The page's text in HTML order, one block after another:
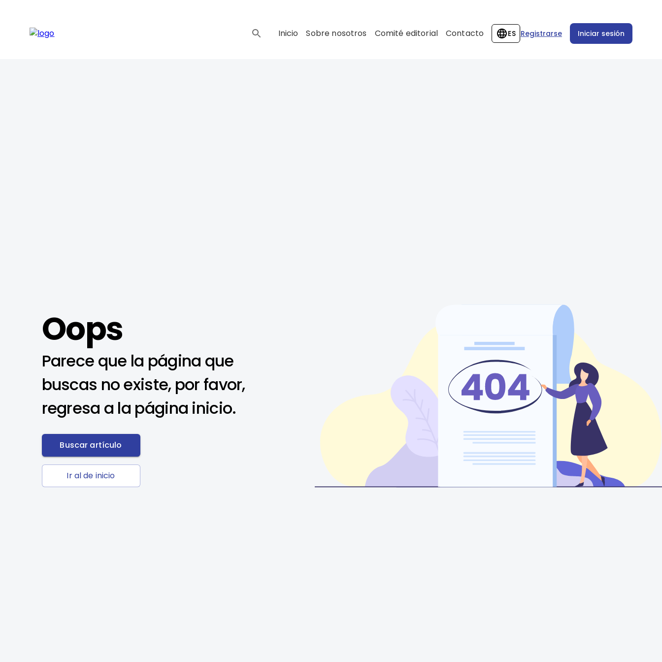
Inicio Sobre nosotros Comité editorial Contacto ES Registrarse Iniciar sesión
Oops
Parece que la página que
buscas no existe, por favor,
regresa a la página inicio.
Buscar artículo
Ir al de inicio